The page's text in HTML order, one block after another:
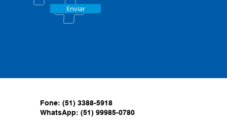
Enviar
Fone: (51) 3388-5918
WhatsApp: (51) 99985-0780